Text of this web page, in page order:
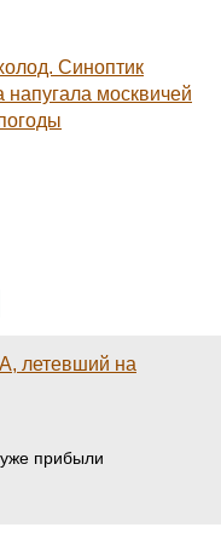
Синоптик
напугала москвичей
летевший на
прибыли